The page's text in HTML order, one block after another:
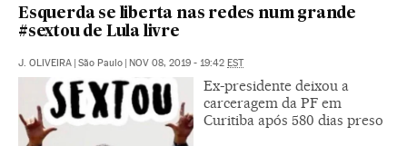
Esquerda se liberta nas redes num grande
#sextou de Lula livre
J. OLIVEIRA | São Paulo | NOV 08, 2019 - 19:42 EST
Ex-presidente deixou a
carceragem da PF em
Curitiba após 580 dias preso